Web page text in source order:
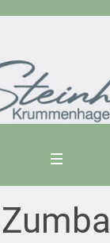
Zumba